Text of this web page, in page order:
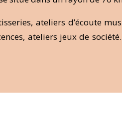
ateliers d’écoute
ateliers jeux de